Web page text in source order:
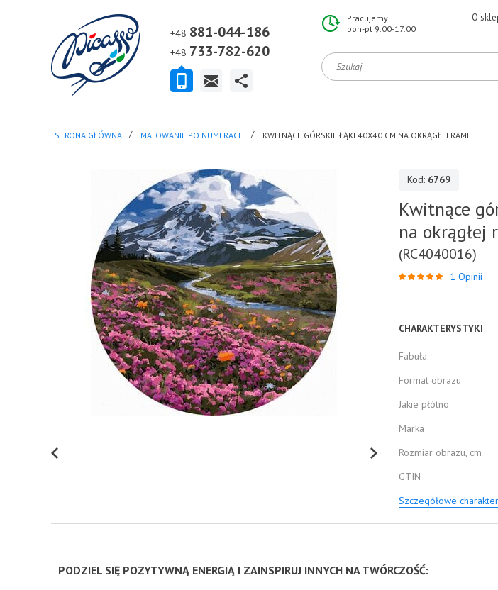
+48 881-044-186
+48 733-782-620
Pracujemy
pon-pt 9.00-17.00
O
STRONA GŁÓWNA MALOWANIE PO NUMERACH KWITNĄCE GÓRSKIE ŁĄKI 40X40 CM NA OKRĄGŁEJ RAMIE
Kod: 6769
Kwitnące
na okrągłej
(RC4040016)
1 Opinii
CHARAKTERYSTYKI
Fabuła
Format obrazu
Jakie płótno
Marka
Rozmiar obrazu, cm
GTIN
Szczegółowe
PODZIEL SIĘ POZYTYWNĄ ENERGIĄ I ZAINSPIRUJ INNYCH NA TWÓRCZOŚĆ: